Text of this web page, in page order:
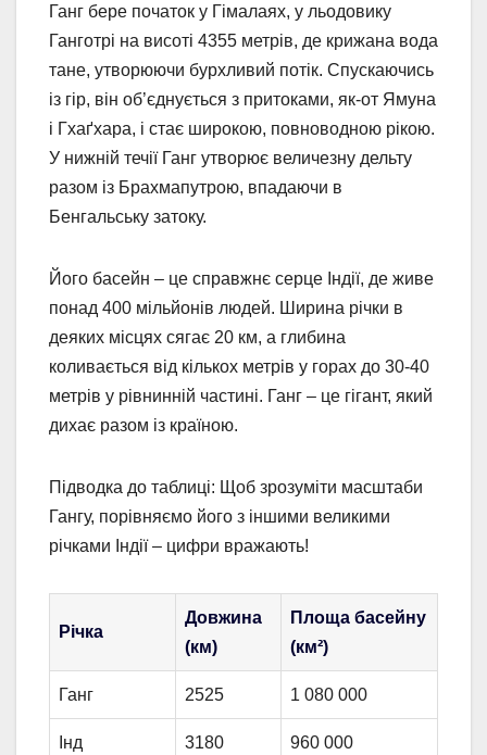
Ганг бере початок у Гімалаях, у льодовику
Ганготрі на висоті 4355 метрів, де крижана вода
тане, утворюючи бурхливий потік. Спускаючись
із гір, він об’єднується з притоками, як-от Ямуна
і Гхаґхара, і стає широкою, повноводною рікою.
У нижній течії Ганг утворює величезну дельту
разом із Брахмапутрою, впадаючи в
Бенгальську затоку.
Його басейн – це справжнє серце Індії, де живе
понад 400 мільйонів людей. Ширина річки в
деяких місцях сягає 20 км, а глибина
коливається від кількох метрів у горах до 30-40
метрів у рівнинній частині. Ганг – це гігант, який
дихає разом із країною.
Підводка до таблиці: Щоб зрозуміти масштаби
Гангу, порівняємо його з іншими великими
річками Індії – цифри вражають!
Річка
Довжина
(км)
Площа басейну
(км²)
Ганг 2525 1 080 000
Інд 3180 960 000